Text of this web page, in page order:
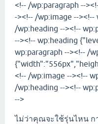
<!-- /wp:paragraph --
-><!-- /wp:image --
/wp:heading --><!--
--><!-- wp:heading
wp:paragraph --><!-- /
<!-- /wp:image --><!--
/wp:heading --><!--
-->
ไม่ว่าคุณจะใช้รุ่นไหน ก